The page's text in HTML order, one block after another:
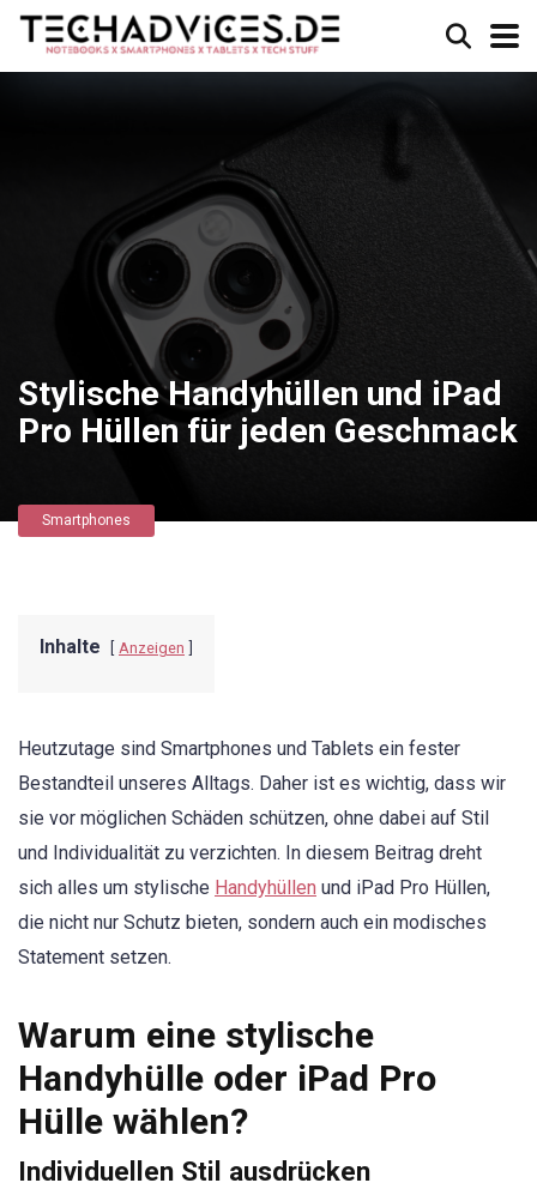
Stylische Handyhüllen und iPad
Pro Hüllen für jeden Geschmack
Smartphones
Inhalte Anzeigen
Heutzutage sind Smartphones und Tablets ein fester
Bestandteil unseres Alltags. Daher ist es wichtig, dass wir
sie vor möglichen Schäden schützen, ohne dabei auf Stil
und Individualität zu verzichten. In diesem Beitrag dreht
sich alles um stylische Handyhüllen und iPad Pro Hüllen,
die nicht nur Schutz bieten, sondern auch ein modisches
Statement setzen.
Warum eine stylische
Handyhülle oder iPad Pro
Hülle wählen?
Individuellen Stil ausdrücken